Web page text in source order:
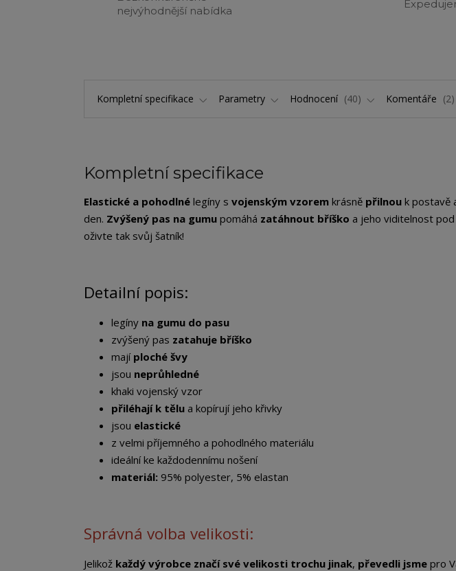
nejvýhodnější nabídka
Kompletní specifikace Parametry Hodnocení 40 Komentáře 2
Kompletní specifikace
Elastické a pohodlné legíny s vojenským vzorem krásně přilnou k postavě
den. Zvýšený pas na gumu pomáhá zatáhnout bříško a jeho viditelnost
oživte tak svůj šatník!
Detailní popis:
legíny na gumu do pasu
zvýšený pas zatahuje bříško
mají ploché švy
jsou neprůhledné
khaki vojenský vzor
přiléhají k tělu a kopírují jeho křivky
jsou elastické
z velmi příjemného a pohodlného materiálu
ideální ke každodennímu nošení
materiál: 95% polyester, 5% elastan
Správná volba velikosti:
Jelikož každý výrobce značí své velikosti trochu jinak, převedli jsme pro